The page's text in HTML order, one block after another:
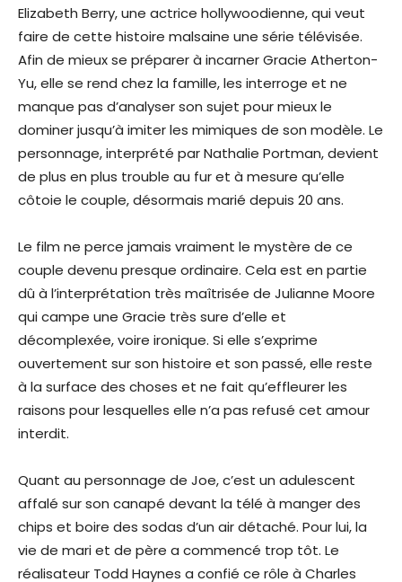
Elizabeth Berry, une actrice hollywoodienne, qui veut
faire de cette histoire malsaine une série télévisée.
Afin de mieux se préparer à incarner Gracie Atherton-
Yu, elle se rend chez la famille, les interroge et ne
manque pas d’analyser son sujet pour mieux le
dominer jusqu’à imiter les mimiques de son modèle. Le
personnage, interprété par Nathalie Portman, devient
de plus en plus trouble au fur et à mesure qu’elle
côtoie le couple, désormais marié depuis 20 ans.
Le film ne perce jamais vraiment le mystère de ce
couple devenu presque ordinaire. Cela est en partie
dû à l’interprétation très maîtrisée de Julianne Moore
qui campe une Gracie très sure d’elle et
décomplexée, voire ironique. Si elle s’exprime
ouvertement sur son histoire et son passé, elle reste
à la surface des choses et ne fait qu’effleurer les
raisons pour lesquelles elle n’a pas refusé cet amour
interdit.
Quant au personnage de Joe, c’est un adulescent
affalé sur son canapé devant la télé à manger des
chips et boire des sodas d’un air détaché. Pour lui, la
vie de mari et de père a commencé trop tôt. Le
réalisateur Todd Haynes a confié ce rôle à Charles